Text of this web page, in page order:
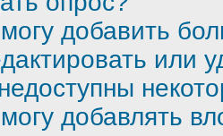
добавить
или
добавлять